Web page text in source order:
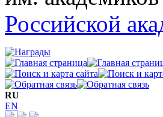
Российской
RU
EN